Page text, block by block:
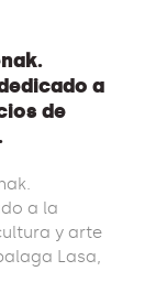
a
de
a la
y arte
Lasa,